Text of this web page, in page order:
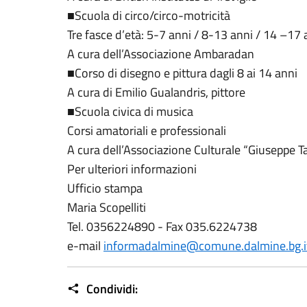
■Scuola di circo/circo-motricità
Tre fasce d’età: 5-7 anni / 8-13 anni / 14 –17
A cura dell’Associazione Ambaradan
■Corso di disegno e pittura dagli 8 ai 14 anni
A cura di Emilio Gualandris, pittore
■Scuola civica di musica
Corsi amatoriali e professionali
A cura dell’Associazione Culturale “Giuseppe
Per ulteriori informazioni
Ufficio stampa
Maria Scopelliti
Tel. 0356224890 - Fax 035.6224738
e-mail
Condividi: